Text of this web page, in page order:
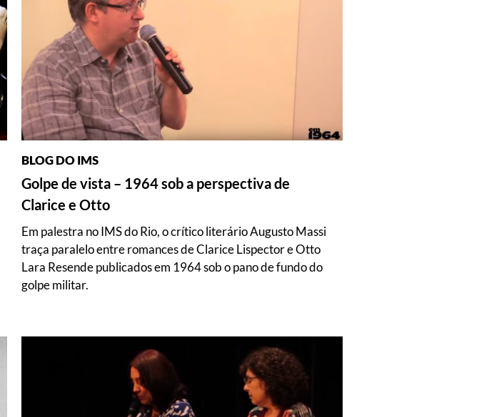
BLOG DO IMS
Golpe de vista – 1964 sob a perspectiva de
Clarice e Otto
Em palestra no IMS do Rio, o crítico literário Augusto Massi
traça paralelo entre romances de Clarice Lispector e Otto
Lara Resende publicados em 1964 sob o pano de fundo do
golpe militar.